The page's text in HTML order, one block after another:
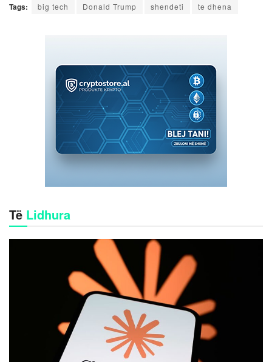
Tags: big tech Donald Trump shendeti te dhena
Të Lidhura